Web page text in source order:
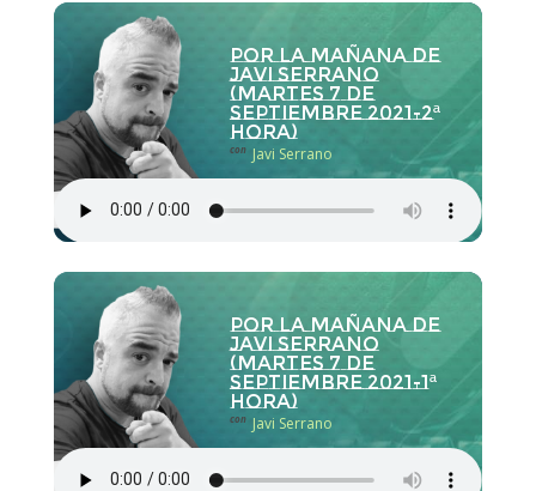
Por la Mañana de
Javi Serrano
(martes 7 de
septiembre 2021-2ª
hora)
con Javi Serrano
Por la Mañana de
Javi Serrano
(martes 7 de
septiembre 2021-1ª
hora)
con Javi Serrano